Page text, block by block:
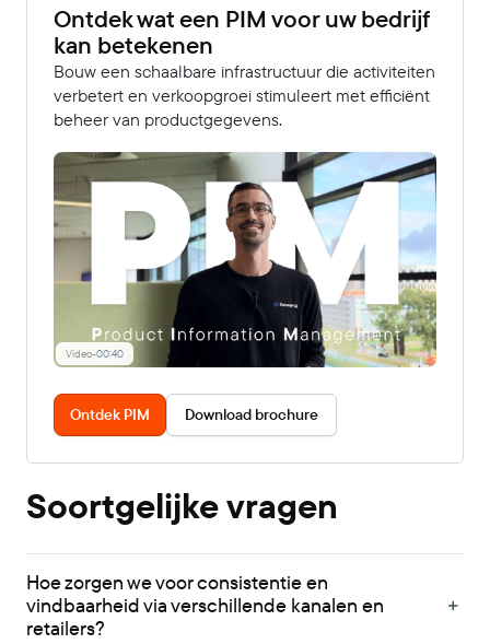
Ontdek wat een PIM voor uw bedrijf
kan betekenen
Bouw een schaalbare infrastructuur die activiteiten
verbetert en verkoopgroei stimuleert met efficiënt
beheer van productgegevens.
Video-00:40
Ontdek PIM Download brochure
Soortgelijke vragen
Hoe zorgen we voor consistentie en
vindbaarheid via verschillende kanalen en
retailers?